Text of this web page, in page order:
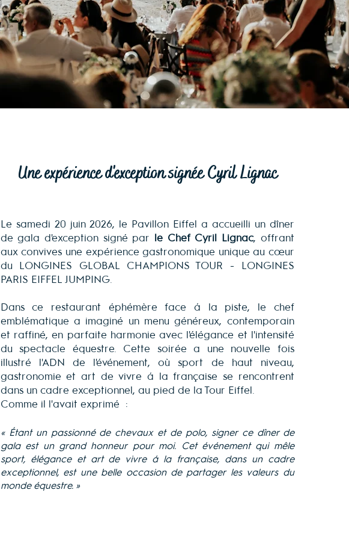
Une expérience d'exception signée Cyril Lignac
Le samedi 20 juin 2026, le Pavillon Eiffel a accueilli un dîner
de gala d'exception signé par le Chef Cyril Lignac, offrant
aux convives une expérience gastronomique unique au cœur
du LONGINES GLOBAL CHAMPIONS TOUR - LONGINES
PARIS EIFFEL JUMPING.
Dans ce restaurant éphémère face à la piste, le chef
emblématique a imaginé un menu généreux, contemporain
et raffiné, en parfaite harmonie avec l'élégance et l'intensité
du spectacle équestre. Cette soirée a une nouvelle fois
illustré l'ADN de l'événement, où sport de haut niveau,
gastronomie et art de vivre à la française se rencontrent
dans un cadre exceptionnel, au pied de la Tour Eiffel.
Comme il l'avait exprimé :
« Étant un passionné de chevaux et de polo, signer ce dîner de
gala est un grand honneur pour moi. Cet événement qui mêle
sport, élégance et art de vivre à la française, dans un cadre
exceptionnel, est une belle occasion de partager les valeurs du
monde équestre. »